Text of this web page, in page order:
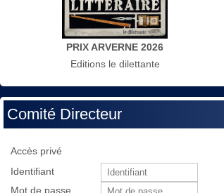
PRIX ARVERNE 2026
Editions le dilettante
Comité Directeur
Accès privé
Identifiant
Mot de passe